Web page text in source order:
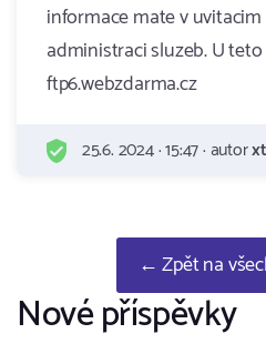
informace mate v
administraci sluzeb. U
ftp6.webzdarma.cz
25.6. 2024 · 15:47 · autor
← Zpět na
Nové příspěvky